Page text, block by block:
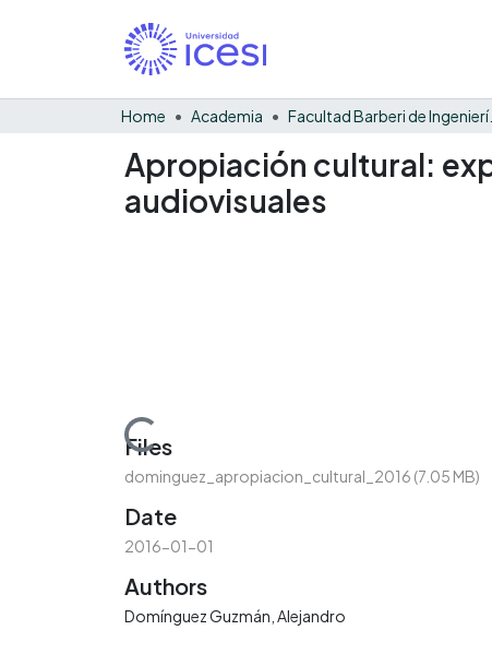
Home Academia Facultad Barberi de Ingeniería, Diseño y Ciencias Aplicadas
Apropiación cultural:
audiovisuales
Loading...
Files
dominguez_apropiacion_cultural_2016 (7.05 MB)
Date
2016-01-01
Authors
Domínguez Guzmán, Alejandro